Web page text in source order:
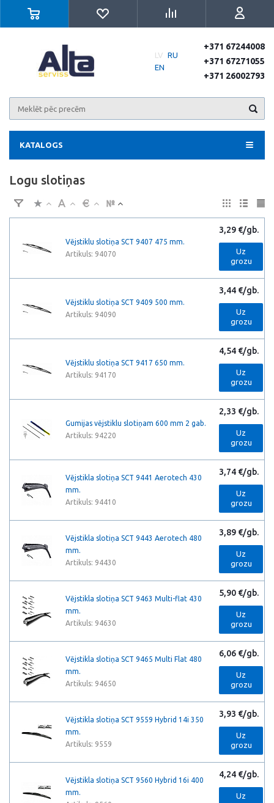
LV RU
EN
+371 67244008
+371 67271055
+371 26002793
KATALOGS
Logu slotiņas
Vējstiklu slotiņa SCT 9407 475 mm.
Artikuls: 94070
3,29 €/gb.
Uz
grozu
Vējstiklu slotiņa SCT 9409 500 mm.
Artikuls: 94090
3,44 €/gb.
Uz
grozu
Vējstiklu slotiņa SCT 9417 650 mm.
Artikuls: 94170
4,54 €/gb.
Uz
grozu
Gumijas vējstiklu slotiņam 600 mm 2 gab.
Artikuls: 94220
2,33 €/gb.
Uz
grozu
Vējstikla slotiņa SCT 9441 Aerotech 430
mm.
Artikuls: 94410
3,74 €/gb.
Uz
grozu
Vējstikla slotiņa SCT 9443 Aerotech 480
mm.
Artikuls: 94430
3,89 €/gb.
Uz
grozu
Vējstikla slotiņa SCT 9463 Multi-flat 430
mm.
Artikuls: 94630
5,90 €/gb.
Uz
grozu
Vējstikla slotiņa SCT 9465 Multi Flat 480
mm.
Artikuls: 94650
6,06 €/gb.
Uz
grozu
Vējstikla slotiņa SCT 9559 Hybrid 14i 350
mm.
Artikuls: 9559
3,93 €/gb.
Uz
grozu
Vējstikla slotiņa SCT 9560 Hybrid 16i 400
mm.
4,24 €/gb.
Uz